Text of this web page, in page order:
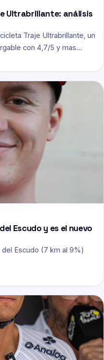
Ultrabrillante: análisis
Traje Ultrabrillante, un
con 4,7/5 y mas…
Escudo y es el nuevo
Escudo (7 km al 9%)